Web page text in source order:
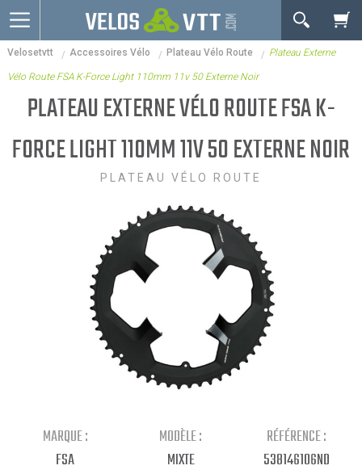
OK
Connexion / inscription
VTT
Vélos electriques
Vélos urbains & Fitness
Equipements de vélo
Votre Panier Est Désert
Votre panier est là pour vous servir. Donnez-lui un
but ! C'est un lieu temporaire où est stockée une
liste de vos produits et où se reflète le prix le plus
récent...
Continuer mes achats
Velosetvtt Accessoires Vélo Plateau Vélo Route Plateau Externe
Vélo Route FSA K-Force Light 110mm 11v 50 Externe Noir
PLATEAU EXTERNE VÉLO ROUTE FSA K-
FORCE LIGHT 110MM 11V 50 EXTERNE NOIR
PLATEAU VÉLO ROUTE
MARQUE :
FSA
MODÈLE :
MIXTE
RÉFÉRENCE :
538146106ND